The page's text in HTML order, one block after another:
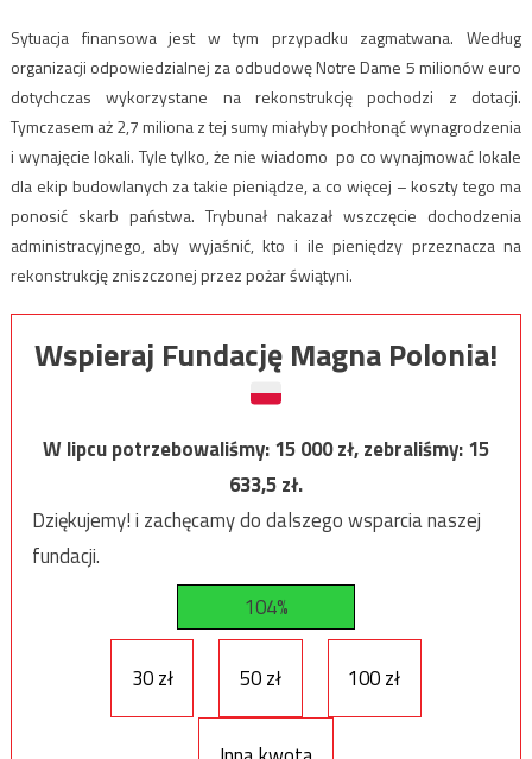
Sytuacja finansowa jest w tym przypadku zagmatwana. Według
organizacji odpowiedzialnej za odbudowę Notre Dame 5 milionów euro
dotychczas wykorzystane na rekonstrukcję pochodzi z dotacji.
Tymczasem aż 2,7 miliona z tej sumy miałyby pochłonąć wynagrodzenia
i wynajęcie lokali. Tyle tylko, że nie wiadomo po co wynajmować lokale
dla ekip budowlanych za takie pieniądze, a co więcej – koszty tego ma
ponosić skarb państwa. Trybunał nakazał wszczęcie dochodzenia
administracyjnego, aby wyjaśnić, kto i ile pieniędzy przeznacza na
rekonstrukcję zniszczonej przez pożar świątyni.
Wspieraj Fundację Magna Polonia!
W lipcu potrzebowaliśmy:15 000zł, zebraliśmy:15
633,5zł.
Dziękujemy! i zachęcamy do dalszego wsparcia naszej
fundacji.
104%
30 zł 50 zł 100 zł